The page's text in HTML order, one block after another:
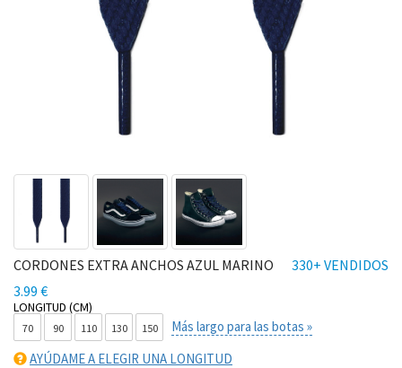
330+ VENDIDOS
CORDONES EXTRA ANCHOS AZUL MARINO
3.99 €
LONGITUD (CM)
70 90 110 130 150
Más largo para las botas »
AYÚDAME A ELEGIR UNA LONGITUD